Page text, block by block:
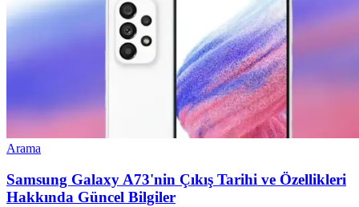
Arama
Samsung Galaxy A73'nin Çıkış Tarihi ve Özellikleri
Hakkında Güncel Bilgiler